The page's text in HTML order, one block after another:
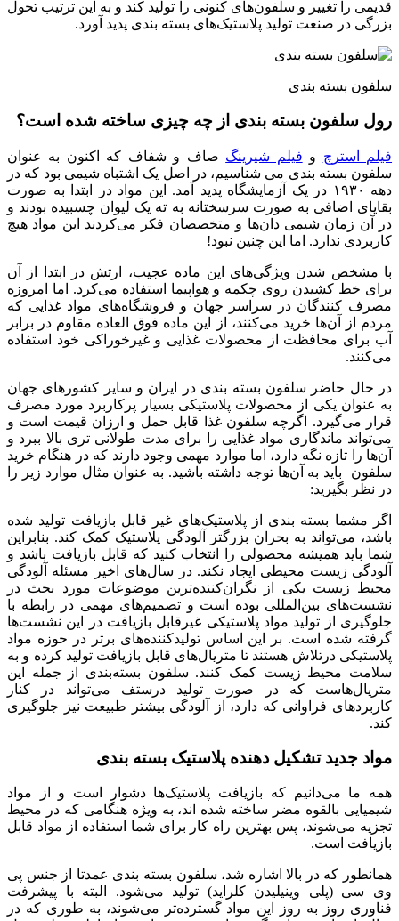
قدیمی را تغییر و سلفون‌های کنونی را تولید کند و به این ترتیب تحول
بزرگی در صنعت تولید پلاستیک‌های بسته بندی پدید آورد.
سلفون بسته بندی
رول سلفون بسته بندی از چه چیزی ساخته شده است؟
فیلم استرچ و فیلم شیرینگ صاف و شفاف که اکنون به عنوان
سلفون بسته بندی می شناسیم، در اصل یک اشتباه شیمی بود که در
دهه ۱۹۳۰ در یک آزمایشگاه پدید آمد. این مواد در ابتدا به صورت
بقایای اضافی به صورت سرسختانه به ته یک لیوان چسبیده بودند و
در آن زمان شیمی دان‌ها و متخصصان فکر می‌کردند این مواد هیچ
کاربردی ندارد. اما این چنین نبود!
با مشخص شدن ویژگی‌های این ماده عجیب، ارتش در ابتدا از آن
برای خط کشیدن روی چکمه و هواپیما استفاده می‌کرد. اما امروزه
مصرف کنندگان در سراسر جهان و فروشگاه‌های مواد غذایی که
مردم از آن‌ها خرید می‌کنند، از این ماده فوق العاده مقاوم در برابر
آب برای محافظت از محصولات غذایی و غیرخوراکی خود استفاده
می‌کنند.
در حال حاضر سلفون بسته بندی در ایران و سایر کشورهای جهان
به عنوان یکی از محصولات پلاستیکی بسیار پرکاربرد مورد مصرف
قرار می‌گیرد. اگرچه سلفون غذا قابل حمل و ارزان قیمت است و
می‌تواند ماندگاری مواد غذایی را برای مدت طولانی تری بالا ببرد و
آن‌ها را تازه نگه دارد، اما موارد مهمی وجود دارند که در هنگام خرید
سلفون باید به آن‌ها توجه داشته باشید. به عنوان مثال موارد زیر را
در نظر بگیرید:
اگر مشما بسته بندی از پلاستیک‌های غیر قابل بازیافت تولید شده
باشد، می‌تواند به بحران بزرگتر آلودگی پلاستیک کمک ‌کند. بنابراین
شما باید همیشه محصولی را انتخاب کنید که قابل بازیافت باشد و
آلودگی زیست محیطی ایجاد نکند. در سال‌های اخیر مسئله آلودگی
محیط زیست یکی از نگران‌کننده‌ترین موضوعات مورد بحث در
نشست‌های بین‌المللی بوده است و تصمیم‌های مهمی در رابطه با
جلوگیری از تولید مواد پلاستیکی غیرقابل بازیافت در این نشست‌ها
گرفته شده است. بر این اساس تولیدکننده‌های برتر در حوزه مواد
پلاستیکی درتلاش هستند تا متریال‌های قابل بازیافت تولید کرده و به
سلامت محیط زیست کمک کنند. سلفون بسته‌بندی از جمله این
متریال‌هاست که در صورت تولید درستف می‌تواند در کنار
کاربردهای فراوانی که دارد، از آلودگی بیشتر طبیعت نیز جلوگیری
کند.
مواد جدید تشکیل دهنده پلاستیک بسته بندی
همه ما می‌دانیم که بازیافت پلاستیک‌ها دشوار است و از مواد
شیمیایی بالقوه مضر ساخته شده اند، به ویژه هنگامی که در محیط
تجزیه می‌شوند، پس بهترین راه کار برای شما استفاده از مواد قابل
بازیافت است.
همانطور که در بالا اشاره شد، سلفون بسته بندی عمدتا از جنس پی
وی سی (پلی وینیلیدن کلراید) تولید می‌شود. البته با پیشرفت
فناوری روز به روز این مواد گسترده‌تر می‌شوند، به طوری که در